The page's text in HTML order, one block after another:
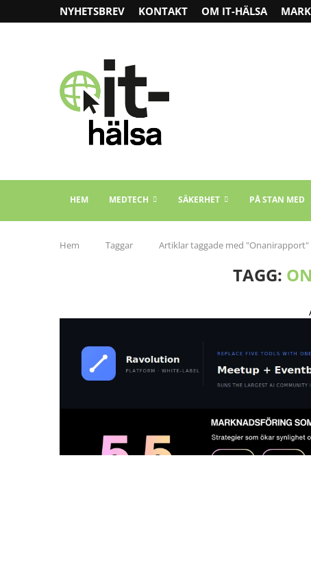
NYHETSBREV KONTAKT OM IT-HÄLSA
HEM MEDTECH SÄKERHET PÅ STAN MED
Hem Taggar Artiklar taggade med "Onanirapport"
TAGG: